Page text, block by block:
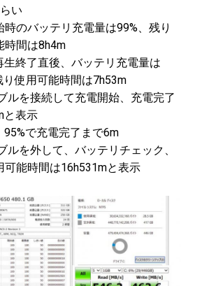
い
時のバッテリ充電量は99%、残り
時間は8h4m
生終了直後、バッテリ充電量は
り使用可能時間は7h53m
ルを接続して充電開始、充電完了
と表示
95%で充電完了まで6m
ルを外して、バッテリチェック、
可能時間は16h531mと表示